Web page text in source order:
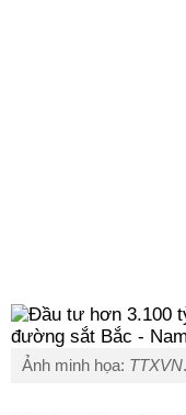
Ảnh minh họa: TTXVN.